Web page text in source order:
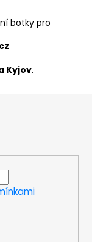
botky pro
Kyjov.